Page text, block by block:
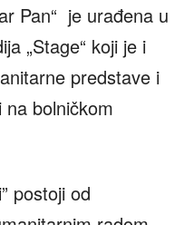
Pan“ je urađena u
„Stage“ koji je i
predstave i
bolničkom
postoji od